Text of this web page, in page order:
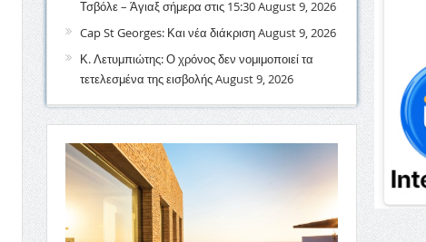
Τσβόλε – Άγιαξ σήμερα στις 15:30August 9, 2026
Cap St Georges: Και νέα διάκρισηAugust 9, 2026
Κ. Λετυμπιώτης: Ο χρόνος δεν νομιμοποιεί τα
τετελεσμένα της εισβολήςAugust 9, 2026